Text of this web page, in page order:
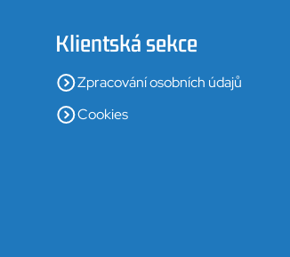
Klientská sekce
Zpracování osobních údajů
Cookies